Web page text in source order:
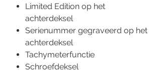
Limited Edition op het
achterdeksel
Serienummer gegraveerd op het
achterdeksel
Tachymeterfunctie
Schroefdeksel